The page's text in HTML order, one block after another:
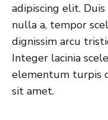
adipiscing elit.
nulla a, tempor
dignissim arcu
Integer lacinia
elementum turpis
sit amet.